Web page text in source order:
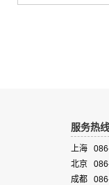
服务热线
上海
北京
成都